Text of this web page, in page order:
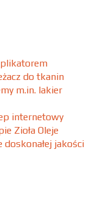
do tkanin
m.in. lakier
internetowy
Zioła Oleje
jakości